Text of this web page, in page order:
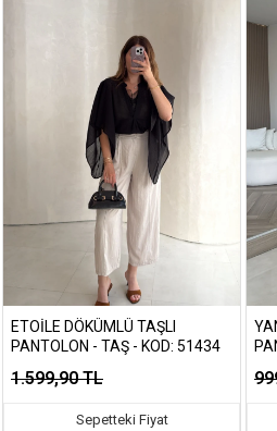
ETOILE DÖKÜMLÜ TAŞLI
PANTOLON - TAŞ - KOD: 51434
1.599,90 TL
Sepetteki Fiyat